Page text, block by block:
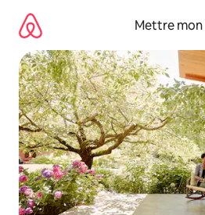
directement
contenu
Mettre